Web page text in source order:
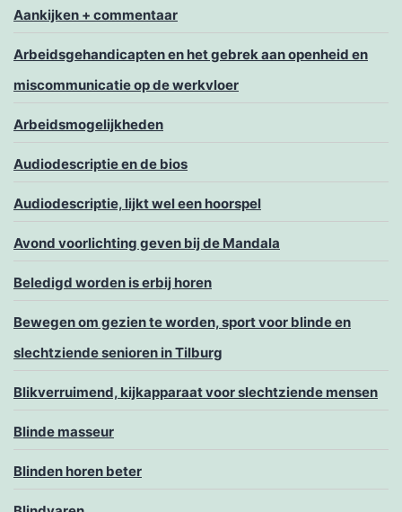
Aankijken + commentaar
Arbeidsgehandicapten en het gebrek aan openheid en
miscommunicatie op de werkvloer
Arbeidsmogelijkheden
Audiodescriptie en de bios
Audiodescriptie, lijkt wel een hoorspel
Avond voorlichting geven bij de Mandala
Beledigd worden is erbij horen
Bewegen om gezien te worden, sport voor blinde en
slechtziende senioren in Tilburg
Blikverruimend, kijkapparaat voor slechtziende mensen
Blinde masseur
Blinden horen beter